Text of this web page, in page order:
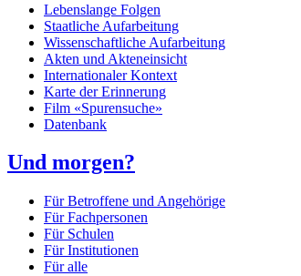
Lebenslange Folgen
Staatliche Aufarbeitung
Wissenschaftliche Aufarbeitung
Akten und Akteneinsicht
Internationaler Kontext
Karte der Erinnerung
Film «Spurensuche»
Datenbank
Und morgen?
Für Betroffene und Angehörige
Für Fachpersonen
Für Schulen
Für Institutionen
Für alle